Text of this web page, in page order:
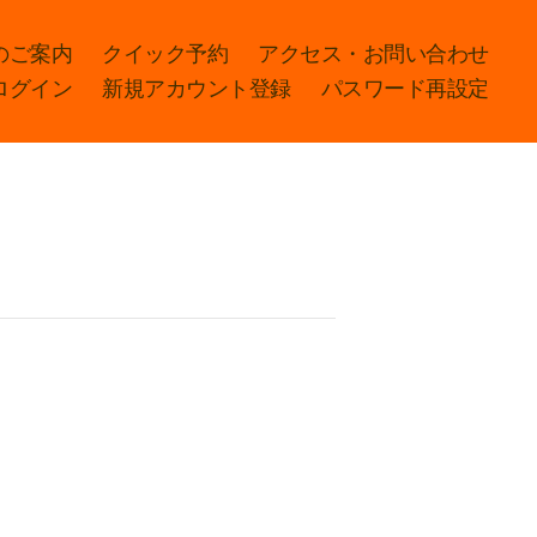
ご案内 クイック予約
アクセス・お問い合わせ
グイン 新規アカウント登録 パスワード再設定